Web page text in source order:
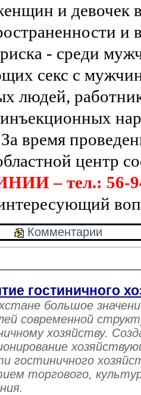
и девочек
и
- среди
секс с
людей,
За время
центр
– тел.: 56-
Комментарии
гостиничного
большое
современной
хозяйству.
гостиничного
торгового,